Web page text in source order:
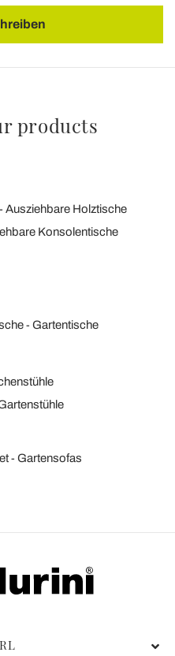
products
Ausziehbare Holztische
Konsolentische
Gartentische
Gartensofas